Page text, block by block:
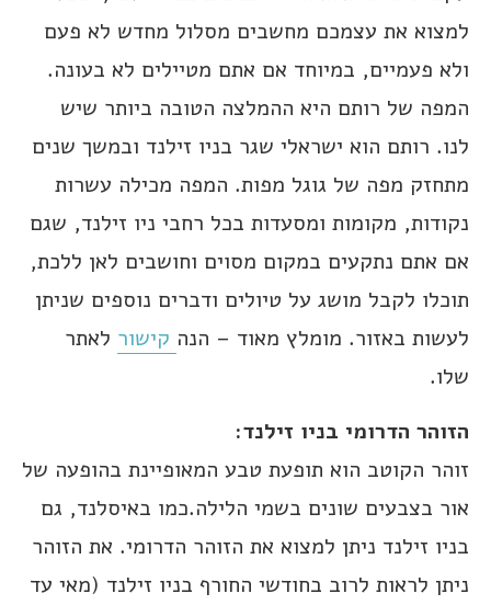
למצוא את עצמכם מחשבים מסלול מחדש לא פעם
ולא פעמיים, במיוחד אם אתם מטיילים לא בעונה.
המפה של רותם היא ההמלצה הטובה ביותר שיש
לנו. רותם הוא ישראלי שגר בניו זילנד ובמשך שנים
מתחזק מפה של גוגל מפות. המפה מכילה עשרות
נקודות, מקומות ומסעדות בכל רחבי ניו זילנד, שגם
אם אתם נתקעים במקום מסוים וחושבים לאן ללכת,
תוכלו לקבל מושג על טיולים ודברים נוספים שניתן
לעשות באזור. מומלץ מאוד – הנה קישור לאתר
שלו.
הזוהר הדרומי בניו זילנד:
זוהר הקוטב הוא תופעת טבע המאופיינת בהופעה של
אור בצבעים שונים בשמי הלילה.כמו באיסלנד, גם
בניו זילנד ניתן למצוא את הזוהר הדרומי. את הזוהר
ניתן לראות לרוב בחודשי החורף בניו זילנד (מאי עד